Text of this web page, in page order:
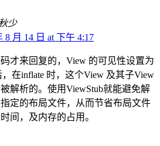
少
8 月 14 日 at 下午 4:17
才来回复的，View 的可见性设置为
，在inflate 时，这个View 及其子View
解析的。使用ViewStub就能避免解
定的布局文件，从而节省布局文件
间，及内存的占用。